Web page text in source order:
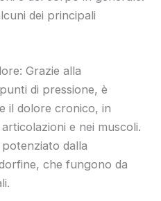
dei principali
Grazie alla
di pressione, è
il dolore cronico, in
e nei muscoli.
dalla
che fungono da